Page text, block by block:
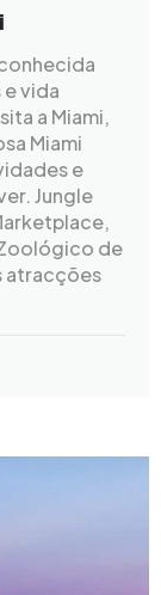
e vida
a Miami,
Miami
e
Jungle
Zoológico de
atracções